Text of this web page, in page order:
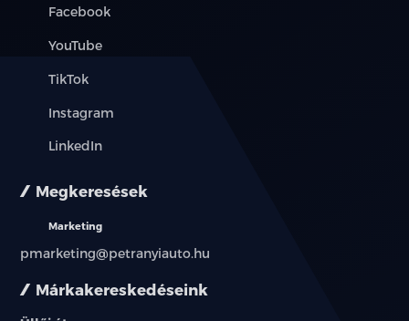
Márkakereskedéseink
Facebook
YouTube
TikTok
Instagram
LinkedIn
Megkeresések
Marketing
pmarketing@petranyiauto.hu